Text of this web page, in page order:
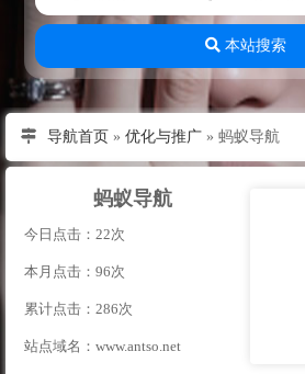
本站搜索
导航首页 » 优化与推广» 蚂蚁导航
蚂蚁导航
今日点击：22次
本月点击：96次
累计点击：286次
站点域名：www.antso.net